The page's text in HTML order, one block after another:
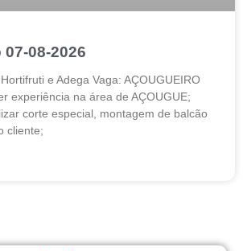
08-2026
e Adega Vaga: AÇOUGUEIRO
experiência na área de AÇOUGUE;
corte especial, montagem de balcão
cliente;